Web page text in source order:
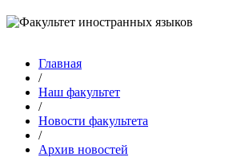
Главная
/
Наш факультет
/
Новости факультета
/
Архив новостей